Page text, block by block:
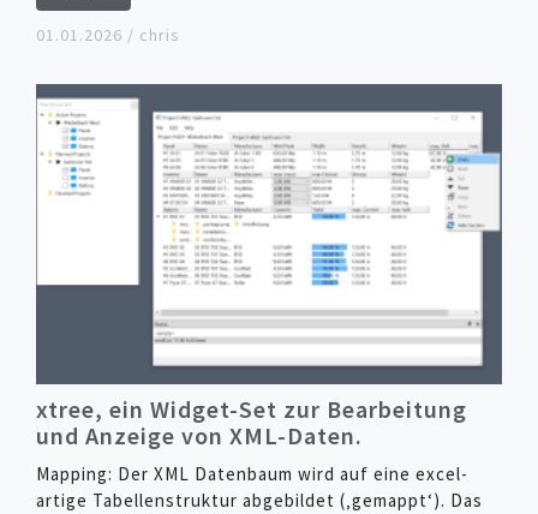
01.01.2026 / chris
xtree, ein Widget-Set zur Bearbeitung
und Anzeige von XML-Daten.
Mapping: Der XML Datenbaum wird auf eine excel-
artige Tabellenstruktur abgebildet (‚gemappt‘). Das